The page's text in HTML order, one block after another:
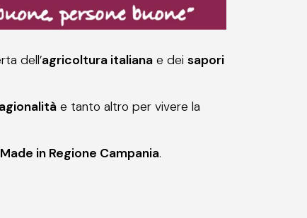
dell’agricoltura italiana e dei sapori
e tanto altro per vivere la
Made in Regione Campania.